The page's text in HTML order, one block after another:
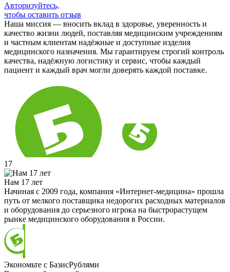
Авторизуйтесь,
чтобы оставить отзыв
Наша миссия — вносить вклад в здоровье, уверенность и
качество жизни людей, поставляя медицинским учреждениям
и частным клиентам надёжные и доступные изделия
медицинского назначения. Мы гарантируем строгий контроль
качества, надёжную логистику и сервис, чтобы каждый
пациент и каждый врач могли доверять каждой поставке.
17
Нам 17 лет
Начиная с 2009 года, компания «Интернет-медицина» прошла
путь от мелкого поставщика недорогих расходных материалов
и оборудования до серьезного игрока на быстрорастущем
рынке медицинского оборудования в России.
Экономьте с БазисРублями